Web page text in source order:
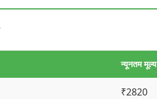
न्यूनतम मूल्य
₹2820